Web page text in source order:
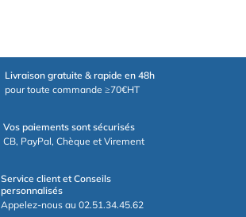
Livraison gratuite & rapide en 48h
pour toute commande ≥70€HT
Vos paiements sont sécurisés
CB, PayPal, Chèque et Virement
Service client et Conseils
personnalisés
Appelez-nous au 02.51.34.45.62